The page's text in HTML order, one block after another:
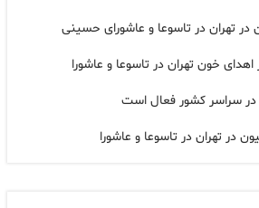
در تهران در تاسوعا و عاشورای حسینی
خون تهران در تاسوعا و عاشورا
در تهران در تاسوعا و عاشورا